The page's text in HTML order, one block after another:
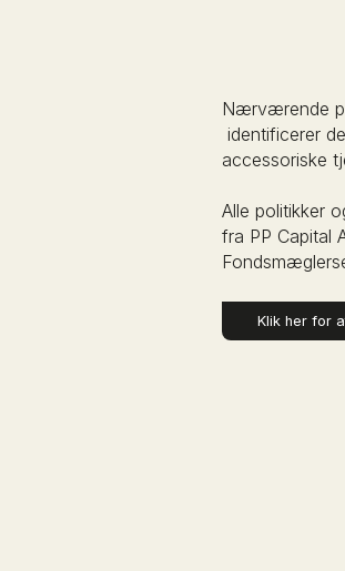
Nærværende
identificerer
accessoriske
Alle politikker
fra PP Capital
Klik her for